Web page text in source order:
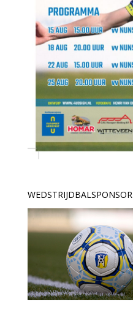
WEDSTRIJDBALSPONSOR